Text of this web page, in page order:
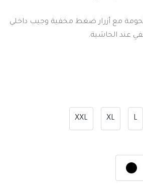
مع أزرار ضغط مخفية وجيب داخلي
عند الحاشية.
L
XL
XXL